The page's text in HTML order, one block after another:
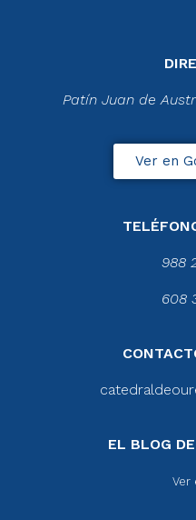
Patín Juan de
Ver en
988
608
EL BLOG
Ver